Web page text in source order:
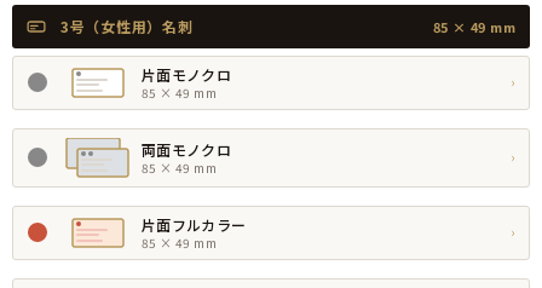
3号（女性用）名刺 85 × 49 mm
片面モノクロ
85 × 49 mm
›
両面モノクロ
85 × 49 mm
›
片面フルカラー
85 × 49 mm
›